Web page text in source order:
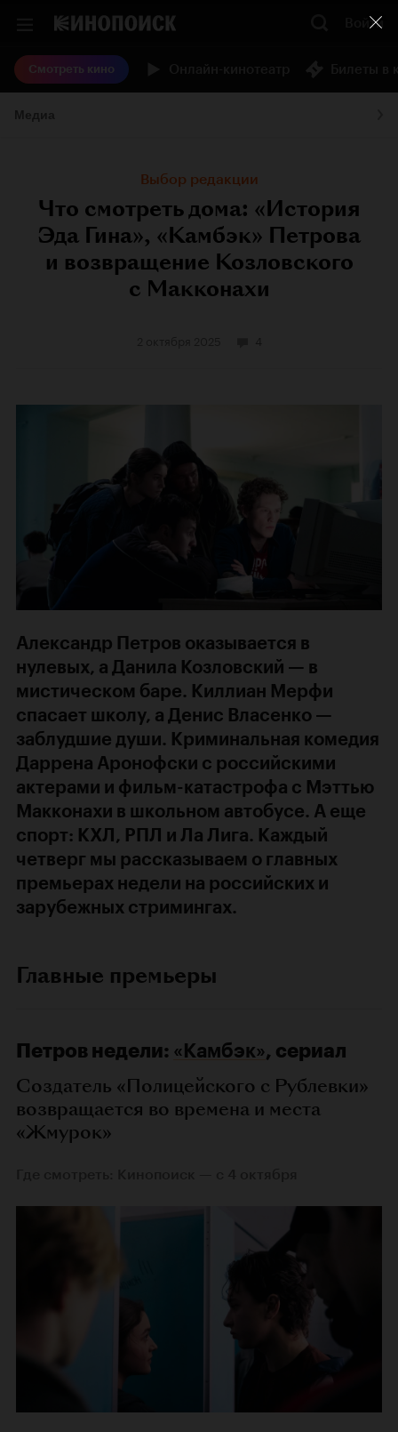
Войти
Смотреть кино
Выбор редакции
Что смотреть дома: «История
Эда Гина», «Камбэк» Петрова
и возвращение Козловского
с Макконахи
Александр Петров оказывается в
нулевых, а Данила Козловский — в
мистическом баре. Киллиан Мерфи
спасает школу, а Денис Власенко —
заблудшие души. Криминальная комедия
Даррена Аронофски с российскими
актерами и фильм-катастрофа с Мэттью
Макконахи в школьном автобусе. А еще
спорт: КХЛ, РПЛ и Ла Лига. Каждый
четверг мы рассказываем о главных
премьерах недели на российских и
зарубежных стримингах.
Главные премьеры
Петров недели: «Камбэк», сериал
Создатель «Полицейского с Рублевки»
возвращается во времена и места
«Жмурок»